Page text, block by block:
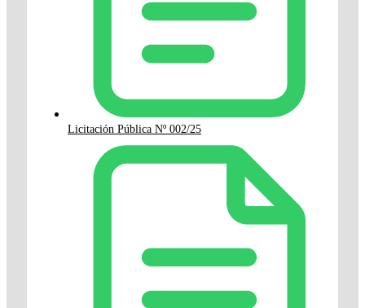
Licitación Pública Nº 002/25